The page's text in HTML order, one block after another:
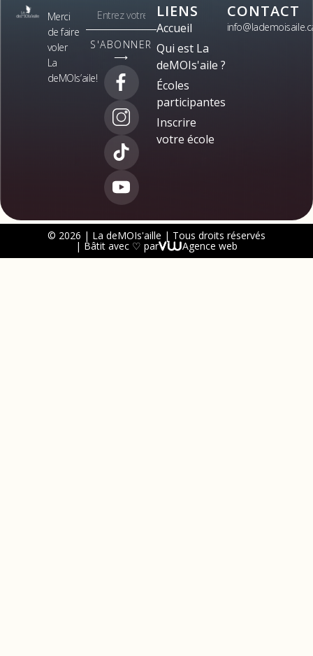
Merci
de faire
voler
La
deMOIs’aile!
S'ABONNER
⟶
LIENS
Accueil
Qui est La
deMOIs'aile ?
Écoles
participantes
Inscrire
votre école
CONTACT
© 2026 | La deMOIs'aille | Tous droits réservés
| Bâtit avec ♡ par Agence web